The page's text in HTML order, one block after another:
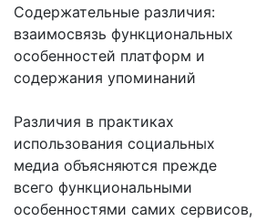
Содержательные различия:
взаимосвязь функциональных
особенностей платформ и
содержания упоминаний
Различия в практиках
использования социальных
медиа объясняются прежде
всего функциональными
особенностями самих сервисов,